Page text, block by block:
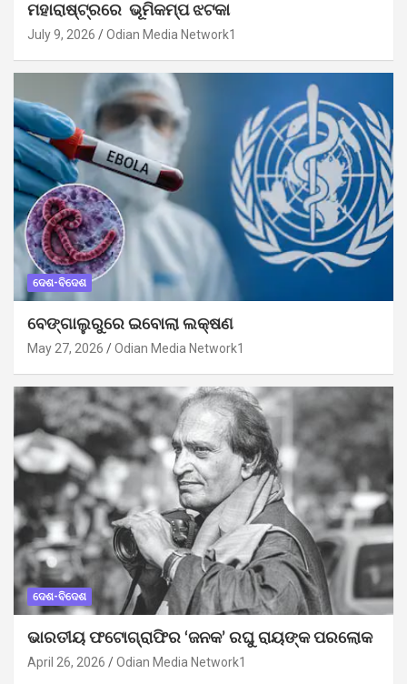
ମହାରାଷ୍ଟ୍ରରେ ଭୂମିକମ୍ପ ଝଟକା
July 9, 2026 Odian Media Network1
ଦେଶ-ବିଦେଶ
ବେଙ୍ଗାଲୁରୁରେ ଇବୋଲା ଲକ୍ଷଣ
May 27, 2026 Odian Media Network1
ଦେଶ-ବିଦେଶ
ଭାରତୀୟ ଫଟୋଗ୍ରାଫିର ‘ଜନକ’ ରଘୁ ରାୟଙ୍କ ପରଲୋକ
April 26, 2026 Odian Media Network1